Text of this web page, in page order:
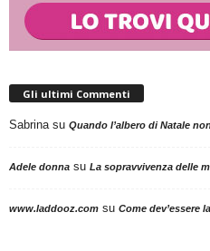
Gli ultimi Commenti
Sabrina su Quando l’albero di Natale
Adele donna su La sopravvivenza delle
www.laddooz.com su Come dev’essere